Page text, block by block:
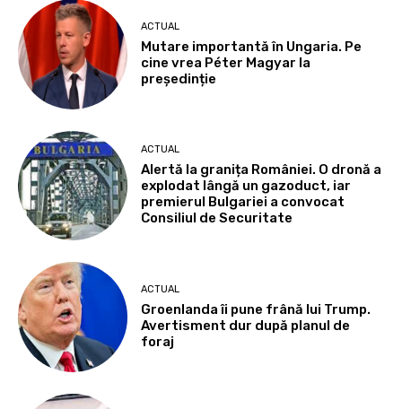
ACTUAL
Mutare importantă în Ungaria. Pe
cine vrea Péter Magyar la
președinție
ACTUAL
Alertă la granița României. O dronă a
explodat lângă un gazoduct, iar
premierul Bulgariei a convocat
Consiliul de Securitate
ACTUAL
Groenlanda îi pune frână lui Trump.
Avertisment dur după planul de
foraj